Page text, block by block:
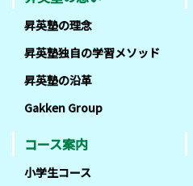
昇英塾の理念
昇英塾独自の学習メソッド
昇英塾の沿革
Gakken Group
コース案内
小学生コース